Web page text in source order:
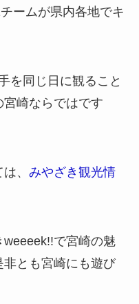
ームが県内各地でキ
を同じ日に観ること
崎ならではです
、 みやざき観光情
で宮崎の魅
とも宮崎にも遊び